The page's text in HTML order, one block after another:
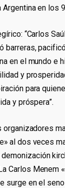
en los
“Carlos
barreras,
en el mundo e
y
para
y próspera”.
organizadores
al dos veces
Carlos Menem
surge en el